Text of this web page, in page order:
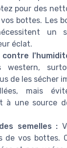
pour des
bottes. Les
un
éclat.
western,
de les sécher
mais
à une source
semelles :
de vos bottes.